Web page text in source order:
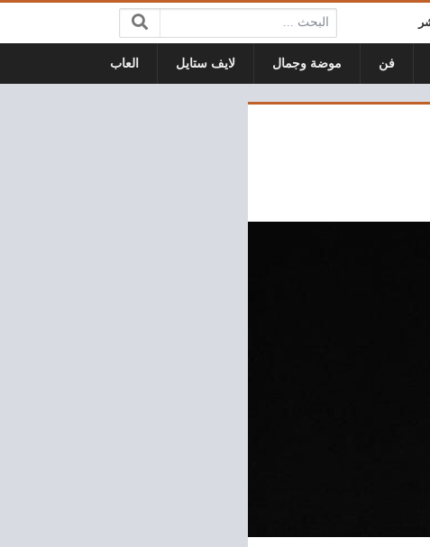
البحث:
فن موضة وجمال لايف ستايل العاب